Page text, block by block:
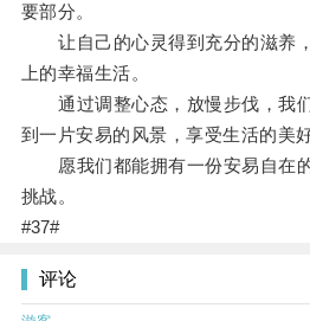
要部分。
让自己的心灵得到充分的滋养，
上的幸福生活。
通过调整心态，放慢步伐，我
到一片安易的风景，享受生活的美好
愿我们都能拥有一份安易自在
挑战。
#37#
评论